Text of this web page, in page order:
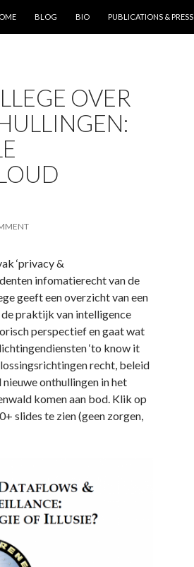
BLOG BIO PUBLICATIONS & PRESS
OVER
‘privacy &
infomatierecht van de
geeft een overzicht van een
praktijk van intelligence
perspectief en gaat wat
‘to know it
recht, beleid
onthullingen in het
komen aan bod. Klik op
slides te zien (geen zorgen,